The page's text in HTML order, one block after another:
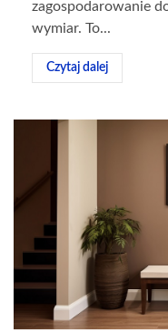
zagospodarowanie
wymiar. To...
Czytaj dalej